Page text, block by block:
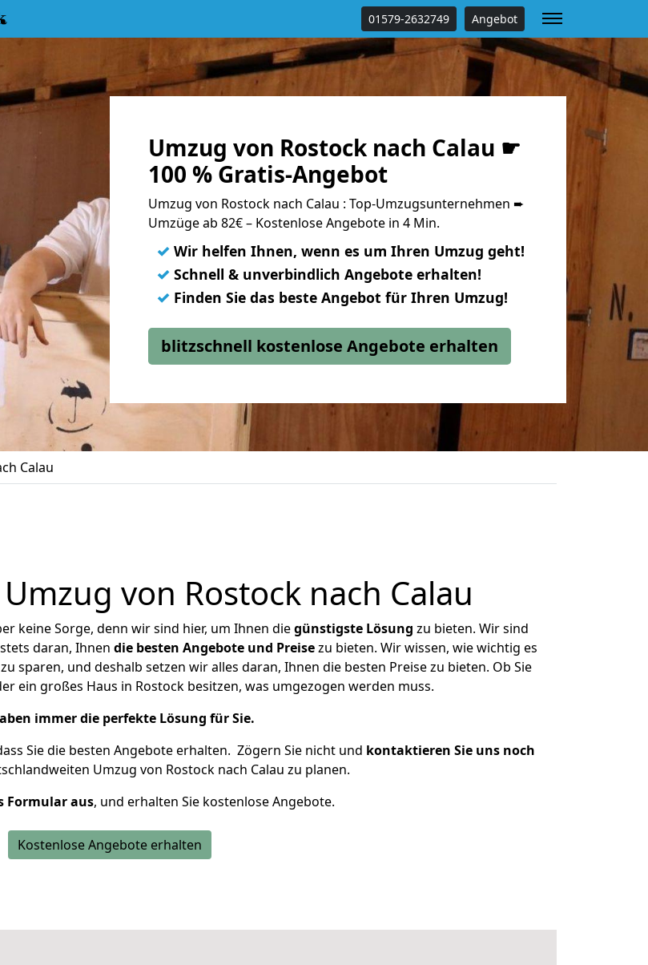
01579-2632749 Angebot
Umzug von Rostock nach Calau ☛
100 % Gratis-Angebot
Umzug von Rostock nach Calau : Top-Umzugsunternehmen ➨
Umzüge ab 82€ – Kostenlose Angebote in 4 Min.
✓ Wir helfen Ihnen, wenn es um Ihren Umzug geht!
✓ Schnell & unverbindlich Angebote erhalten!
✓ Finden Sie das beste Angebot für Ihren Umzug!
blitzschnell kostenlose Angebote erhalten
Calau
von Rostock nach Calau
keine Sorge, denn wir sind hier, um Ihnen diegünstigste Lösung zu bieten. Wir sind
daran, Ihnen die besten Angebote und Preisezu bieten. Wir wissen, wie wichtig es
sparen, und deshalb setzen wir alles daran, Ihnen die besten Preise zu bieten. Ob Sie
ein großes Haus in Rostock besitzen, was umgezogen werden muss.
immer die perfekte Lösung für Sie.
Sie die besten Angebote erhalten. Zögern Sie nicht und kontaktieren Sie uns noch
Umzug von Rostock nach Calau zu planen.
Formular aus, und erhalten Sie kostenlose Angebote.
Kostenlose Angebote erhalten